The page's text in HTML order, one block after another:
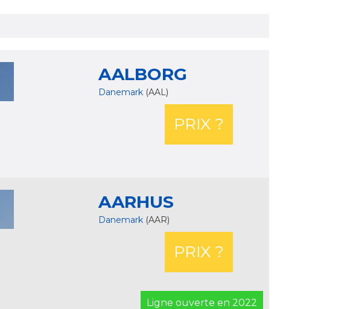
AALBORG
Danemark (AAL)
PRIX ?
AARHUS
Danemark (AAR)
PRIX ?
Ligne ouverte en 2022